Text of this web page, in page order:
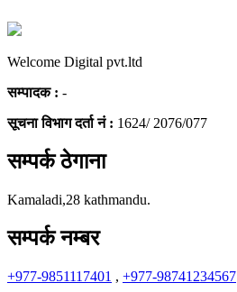
Welcome Digital pvt.ltd
सम्पादक : -
सूचना विभाग दर्ता नं : 1624/ 2076/077
सम्पर्क ठेगाना
Kamaladi,28 kathmandu.
सम्पर्क नम्बर
+977-9851117401 , +977-98741234567